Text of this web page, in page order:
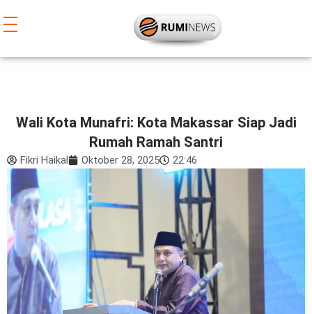
ke
Wali Kota Munafri: Kota Makassar Siap Jadi
Rumah Ramah Santri
Fikri Haikal Oktober 28, 2025 22:46